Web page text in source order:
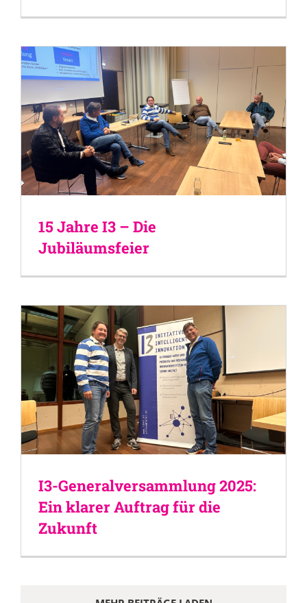
15 Jahre I3 – Die
Jubiläumsfeier
I3-Generalversammlung 2025:
Ein klarer Auftrag für die
Zukunft